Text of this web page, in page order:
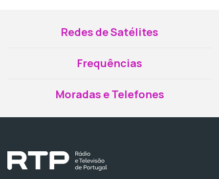
Redes de Satélites
Frequências
Moradas e Telefones